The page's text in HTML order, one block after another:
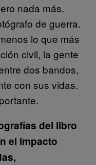
nada más.
de guerra.
lo que más
civil, la gente
dos bandos,
con sus vidas.
del libro
el impacto